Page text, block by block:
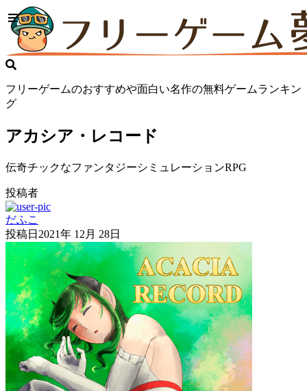
フリーゲームのおすすめや面白い名作の無料ゲームランキン
グ
アカシア・レコード
伝奇チックなファンタジーシミュレーションRPG
投稿者
だふこ
投稿日 2021年 12月 28日